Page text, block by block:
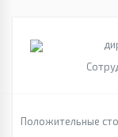
Положительные